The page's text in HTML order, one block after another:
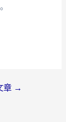
章 →